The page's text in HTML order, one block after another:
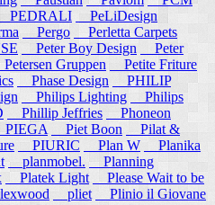
PEDRALI
PeLiDesign
Pergo
Perletta Carpets
Peter Boy Design
Peter
Gruppen
Petite Friture
Phase Design
PHILIP
Philips Lighting
Philips
Phillip Jeffries
Phoneon
Piet Boon
Pilat &
PIURIC Plan W
Planika
planmobel. Planning
Platek Light
Please Wait to be
pliet
Plinio il Giovane